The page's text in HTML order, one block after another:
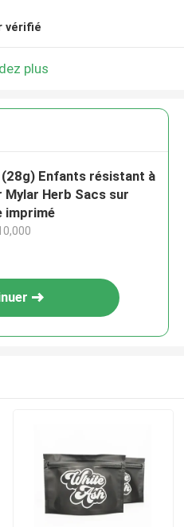
vérifié
plus
Enfants résistant à
Mylar Herb Sacs sur
imprimé